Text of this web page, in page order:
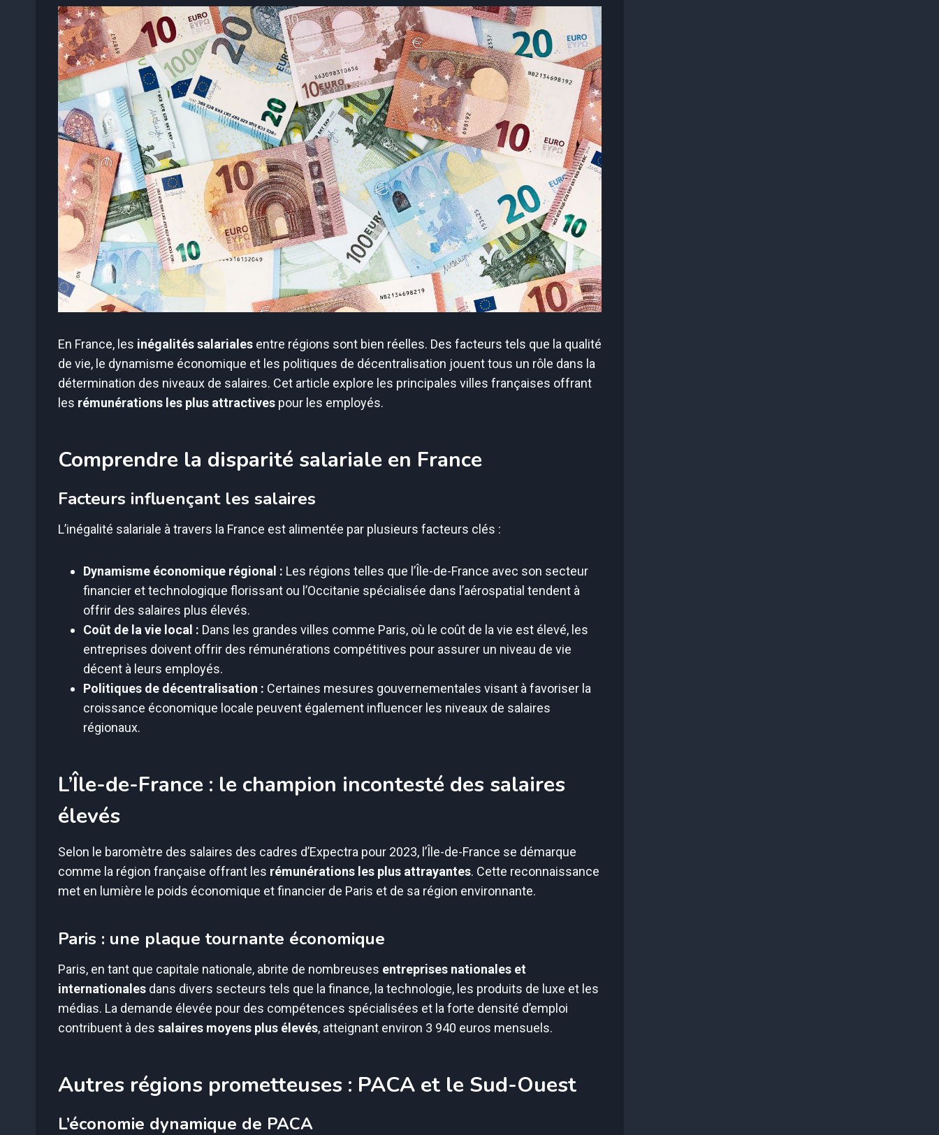
En France, les inégalités salariales entre régions sont bien réelles. Des facteurs tels que la qualité
de vie, le dynamisme économique et les politiques de décentralisation jouent tous un rôle dans la
détermination des niveaux de salaires. Cet article explore les principales villes françaises offrant
les rémunérations les plus attractives pour les employés.
Comprendre la disparité salariale en France
Facteurs influençant les salaires
L’inégalité salariale à travers la France est alimentée par plusieurs facteurs clés :
Dynamisme économique régional : Les régions telles que l’Île-de-France avec son secteur
financier et technologique florissant ou l’Occitanie spécialisée dans l’aérospatial tendent à
offrir des salaires plus élevés.
Coût de la vie local : Dans les grandes villes comme Paris, où le coût de la vie est élevé, les
entreprises doivent offrir des rémunérations compétitives pour assurer un niveau de vie
décent à leurs employés.
Politiques de décentralisation : Certaines mesures gouvernementales visant à favoriser la
croissance économique locale peuvent également influencer les niveaux de salaires
régionaux.
L’Île-de-France : le champion incontesté des salaires
élevés
Selon le baromètre des salaires des cadres d’Expectra pour 2023, l’Île-de-France se démarque
comme la région française offrant les rémunérations les plus attrayantes. Cette reconnaissance
met en lumière le poids économique et financier de Paris et de sa région environnante.
Paris : une plaque tournante économique
Paris, en tant que capitale nationale, abrite de nombreuses entreprises nationales et
internationales dans divers secteurs tels que la finance, la technologie, les produits de luxe et les
médias. La demande élevée pour des compétences spécialisées et la forte densité d’emploi
contribuent à des salaires moyens plus élevés, atteignant environ 3 940 euros mensuels.
Autres régions prometteuses : PACA et le Sud-Ouest
L’économie dynamique de PACA